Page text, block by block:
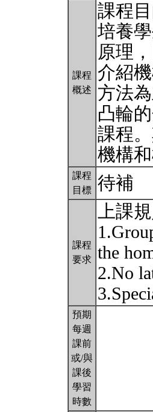
課程
概述
課程
培養
原理
介紹
方法
凸輪
課程
機構
課程
目標 待補
課程
要求
上課
the
2.No
預期
每週
課前
或/與
課後
學習
時數